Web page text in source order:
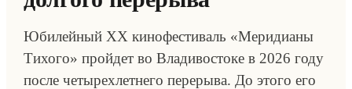
Юбилейный XX кинофестиваль «Меридианы
Тихого» пройдет во Владивостоке в 2026 году
после четырехлетнего перерыва. До этого его